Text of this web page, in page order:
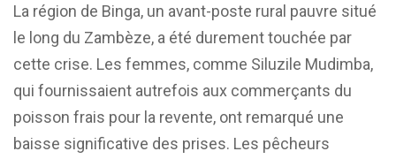
La région de Binga, un avant-poste rural pauvre situé
le long du Zambèze, a été durement touchée par
cette crise. Les femmes, comme Siluzile Mudimba,
qui fournissaient autrefois aux commerçants du
poisson frais pour la revente, ont remarqué une
baisse significative des prises. Les pêcheurs